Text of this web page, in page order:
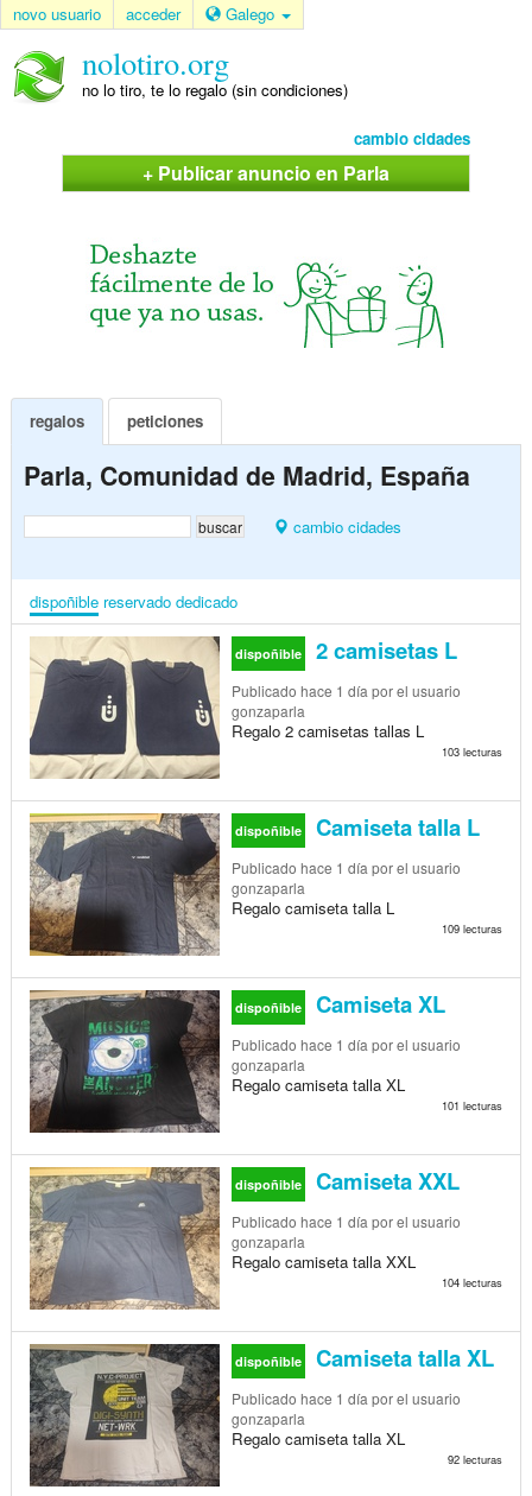
novo usuario acceder Galego
nolotiro.org
no lo tiro, te lo regalo (sin condiciones)
cambio cidades
+ Publicar anuncio en Parla
regalos peticiones
Parla, Comunidad de Madrid, España
cambio cidades
dispoñible reservado dedicado
dispoñible 2 camisetas L
Publicado hace 1 día por el usuario
gonzaparla
Regalo 2 camisetas tallas L
103 lecturas
dispoñible Camiseta talla L
Publicado hace 1 día por el usuario
gonzaparla
Regalo camiseta talla L
109 lecturas
dispoñible Camiseta XL
Publicado hace 1 día por el usuario
gonzaparla
Regalo camiseta talla XL
101 lecturas
dispoñible Camiseta XXL
Publicado hace 1 día por el usuario
gonzaparla
Regalo camiseta talla XXL
104 lecturas
dispoñible Camiseta talla XL
Publicado hace 1 día por el usuario
gonzaparla
Regalo camiseta talla XL
92 lecturas